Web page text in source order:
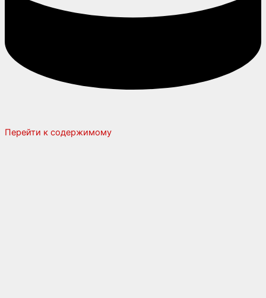
Перейти к содержимому